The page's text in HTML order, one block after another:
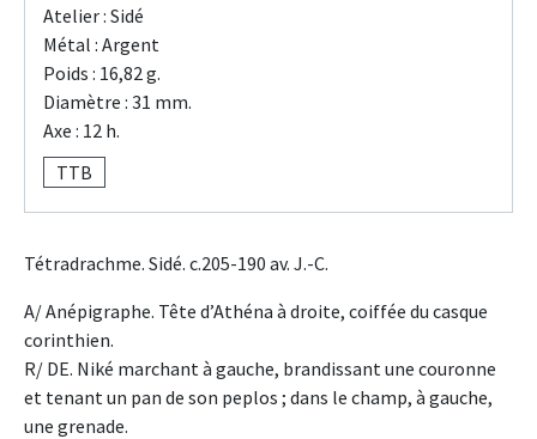
Atelier : Sidé
Métal : Argent
Poids : 16,82 g.
Diamètre : 31 mm.
Axe : 12 h.
TTB
Tétradrachme. Sidé. c.205-190 av. J.-C.
A/ Anépigraphe. Tête d’Athéna à droite, coiffée du casque
corinthien.
R/ DE. Niké marchant à gauche, brandissant une couronne
et tenant un pan de son peplos ; dans le champ, à gauche,
une grenade.